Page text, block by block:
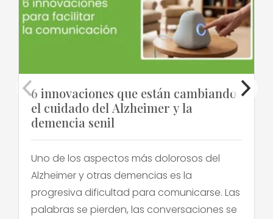
6 innovaciones que están cambiando
el cuidado del Alzheimer y la
demencia senil
Uno de los aspectos más dolorosos del
Alzheimer y otras demencias es la
progresiva dificultad para comunicarse. Las
palabras se pierden, las conversaciones se